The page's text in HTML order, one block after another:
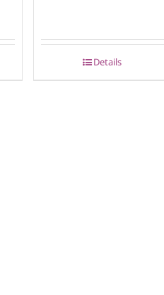
Details